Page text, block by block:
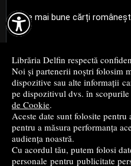

Librăria Delfin respectă
Noi și partenerii noștri folosim
dispozitive sau alte informații
pe dispozitivul dvs. în
de Cookie.
Aceste date sunt folosite pentru
pentru a măsura performanța
audiența noastră.
Cu acordul tău, putem folosi
personale pentru publicitate
Cele mai bune cărți
Cele mai bune cărți de istorie
Top cărți beletristică
...toate știrile